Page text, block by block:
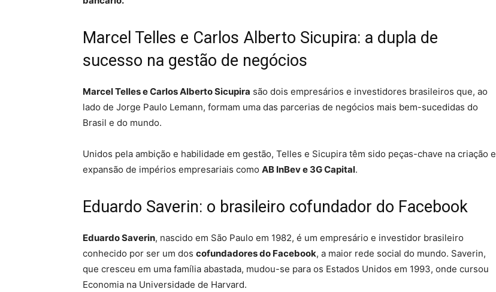
Marcel Telles e Carlos Alberto Sicupira: a dupla de
sucesso na gestão de negócios
Marcel Telles e Carlos Alberto Sicupira são dois empresários e investidores brasileiros que, ao
lado de Jorge Paulo Lemann, formam uma das parcerias de negócios mais bem-sucedidas do
Brasil e do mundo.
Unidos pela ambição e habilidade em gestão, Telles e Sicupira têm sido peças-chave na criação e
expansão de impérios empresariais como AB InBev e 3G Capital.
Eduardo Saverin: o brasileiro cofundador do Facebook
Eduardo Saverin, nascido em São Paulo em 1982, é um empresário e investidor brasileiro
conhecido por ser um dos cofundadores do Facebook, a maior rede social do mundo. Saverin,
que cresceu em uma família abastada, mudou-se para os Estados Unidos em 1993, onde cursou
Economia na Universidade de Harvard.